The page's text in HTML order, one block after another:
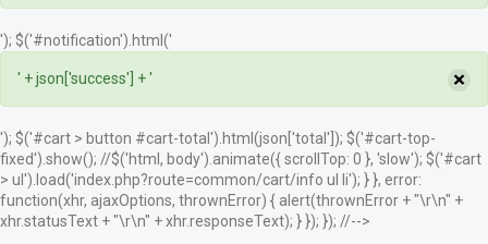
'); $('#notification').html('
' + json['success'] + ' ×
'); $('#cart > button #cart-total').html(json['total']); $('#cart-top-
fixed').show(); //$('html, body').animate({ scrollTop: 0 }, 'slow'); $('#cart
> ul').load('index.php?route=common/cart/info ul li'); } }, error:
function(xhr, ajaxOptions, thrownError) { alert(thrownError + "\r\n" +
xhr.statusText + "\r\n" + xhr.responseText); } }); }); //-->